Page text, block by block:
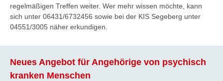
regelmäßigen Treffen weiter. Wer mehr wissen möchte, kann
sich unter 06431/6732456 sowie bei der KIS Segeberg unter
04551/3005 näher erkundigen.
Neues Angebot für Angehörige von psychisch
kranken Menschen